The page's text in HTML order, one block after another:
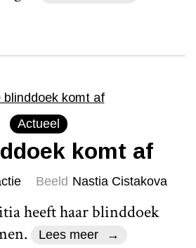
Actueel
komt af
Beeld Nastia Cistakova
heeft haar blinddoek
Lees meer